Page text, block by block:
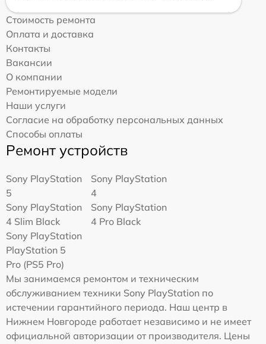
Стоимость ремонта
Оплата и доставка
Контакты
Вакансии
О компании
Ремонтируемые модели
Наши услуги
Согласие на обработку персональных данных
Способы оплаты
Ремонт устройств
Sony PlayStation
5
Sony PlayStation
4
Sony PlayStation
4 Slim Black
Sony PlayStation
4 Pro Black
Sony PlayStation
PlayStation 5
Pro (PS5 Pro)
Мы занимаемся ремонтом и техническим
обслуживанием техники Sony PlayStation по
истечении гарантийного периода. Наш центр в
Нижнем Новгороде работает независимо и не имеет
официальной авторизации от производителя. Цены